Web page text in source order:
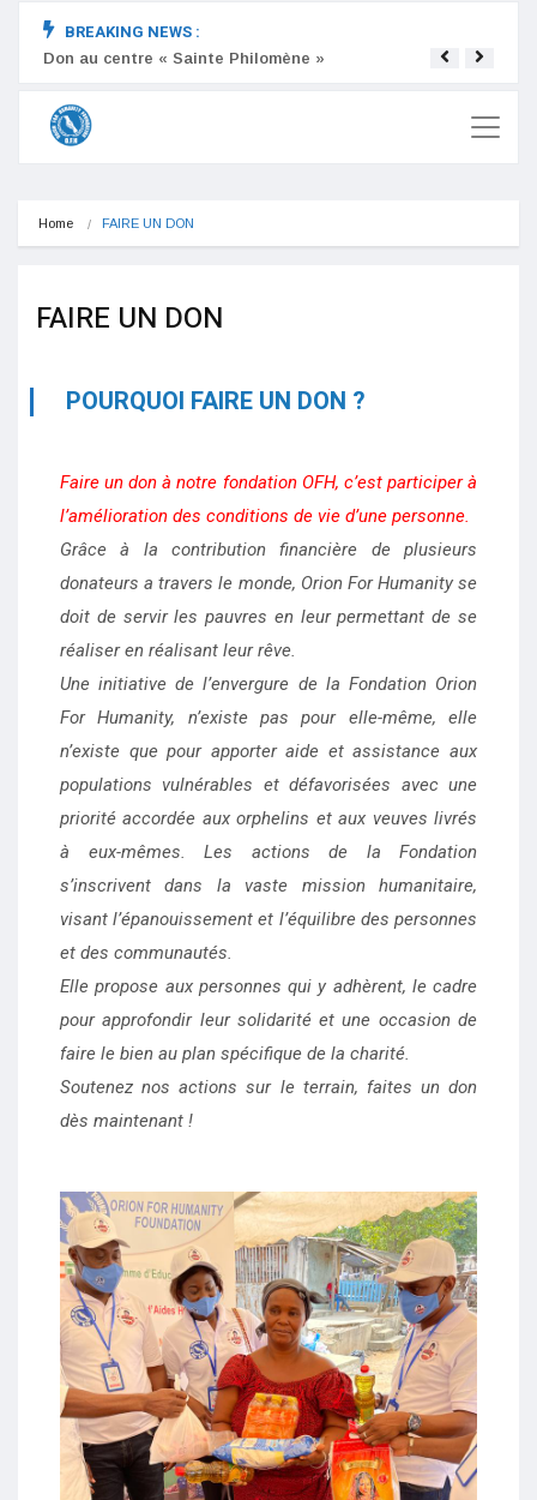
BREAKING NEWS :
Don au centre « Sainte Philomène »
Home FAIRE UN DON
FAIRE UN DON
POURQUOI FAIRE UN DON ?
Faire un don à notre fondation OFH, c’est participer à
l’amélioration des conditions de vie d’une personne.
Grâce à la contribution financière de plusieurs
donateurs a travers le monde, Orion For Humanity se
doit de servir les pauvres en leur permettant de se
réaliser en réalisant leur rêve.
Une initiative de l’envergure de la Fondation Orion
For Humanity, n’existe pas pour elle-même, elle
n’existe que pour apporter aide et assistance aux
populations vulnérables et défavorisées avec une
priorité accordée aux orphelins et aux veuves livrés
à eux-mêmes. Les actions de la Fondation
s’inscrivent dans la vaste mission humanitaire,
visant l’épanouissement et l’équilibre des personnes
et des communautés.
Elle propose aux personnes qui y adhèrent, le cadre
pour approfondir leur solidarité et une occasion de
faire le bien au plan spécifique de la charité.
Soutenez nos actions sur le terrain, faites un don
dès maintenant !